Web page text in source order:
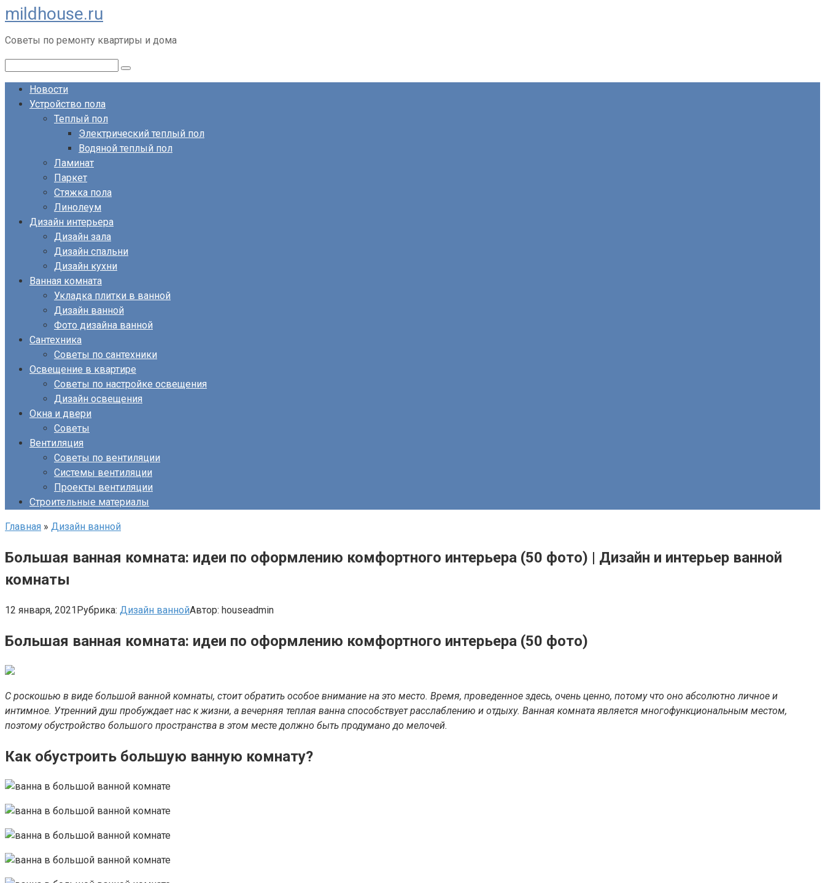
Перейти
к
контенту
mildhouse.ru
Советы по ремонту квартиры и дома
Новости
Устройство пола
Теплый пол
Электрический теплый пол
Водяной теплый пол
Ламинат
Паркет
Стяжка пола
Линолеум
Дизайн интерьера
Дизайн зала
Дизайн спальни
Дизайн кухни
Ванная комната
Укладка плитки в ванной
Дизайн ванной
Фото дизайна ванной
Сантехника
Советы по сантехники
Освещение в квартире
Советы по настройке освещения
Дизайн освещения
Окна и двери
Советы
Вентиляция
Советы по вентиляции
Системы вентиляции
Проекты вентиляции
Строительные материалы
Главная » Дизайн ванной
Большая ванная комната: идеи по оформлению комфортного интерьера (50 фото) | Дизайн и интерьер ванной
комнаты
12 января, 2021Рубрика: Дизайн ваннойАвтор: houseadmin
Большая ванная комната: идеи по оформлению комфортного интерьера (50 фото)
С роскошью в виде большой ванной комнаты, стоит обратить особое внимание на это место. Время, проведенное здесь, очень ценно, потому что оно абсолютно личное и
интимное. Утренний душ пробуждает нас к жизни, а вечерняя теплая ванна способствует расслаблению и отдыху. Ванная комната является многофункциональным местом,
поэтому обустройство большого пространства в этом месте должно быть продумано до мелочей.
Как обустроить большую ванную комнату?